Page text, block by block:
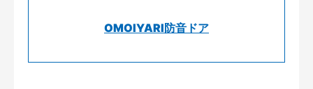
OMOIYARI防音ドア